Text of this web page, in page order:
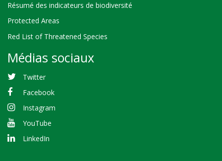
Résumé des indicateurs de biodiversité
Protected Areas
Red List of Threatened Species
Médias sociaux
Twitter
Facebook
Instagram
YouTube
LinkedIn